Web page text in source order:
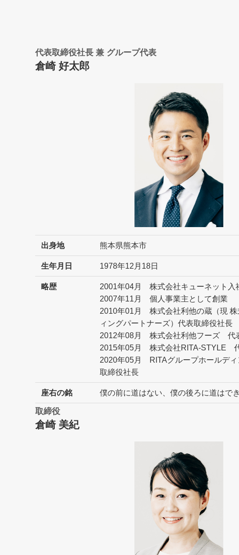
代表取締役社長 兼 グループ代表
倉崎 好太郎
出身地 熊本県熊本市
生年月日 1978年12月18日
略歴
2001年04月 株式会社キューネット入
2007年11月 個人事業主として創業
2010年01月 株式会社利他の蔵（現 株
ィングパートナーズ）代表取締役社長
2012年08月 株式会社利他フーズ 代
2015年05月 株式会社RITA-STYLE
2020年05月 RITAグループホールデ
取締役社長
座右の銘 僕の前に道はない、僕の後ろに道はで
取締役
倉崎 美紀